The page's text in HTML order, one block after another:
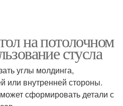
на потолочном
стусла
углы молдинга,
или внутренней стороны.
сформировать детали с